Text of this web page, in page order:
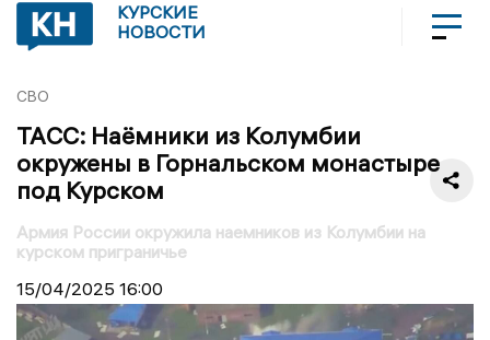
КУРСКИЕ
НОВОСТИ
СВО
ТАСС: Наёмники из Колумбии
окружены в Горнальском монастыре
под Курском
Армия России окружила наемников из Колумбии на
курском приграничье
15/04/2025 16:00